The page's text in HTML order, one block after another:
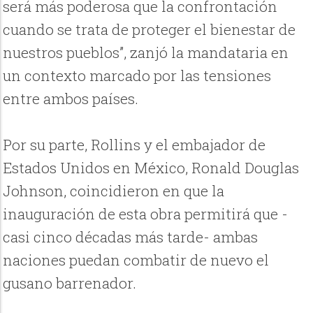
será más poderosa que la confrontación
cuando se trata de proteger el bienestar de
nuestros pueblos”, zanjó la mandataria en
un contexto marcado por las tensiones
entre ambos países.
Por su parte, Rollins y el embajador de
Estados Unidos en México, Ronald Douglas
Johnson, coincidieron en que la
inauguración de esta obra permitirá que -
casi cinco décadas más tarde- ambas
naciones puedan combatir de nuevo el
gusano barrenador.